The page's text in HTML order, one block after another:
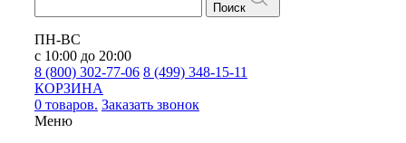
Поиск
ПН-ВС
с 10:00 до 20:00
8 (800) 302-77-06 8 (499) 348-15-11
КОРЗИНА
0 товаров. Заказать звонок
Меню